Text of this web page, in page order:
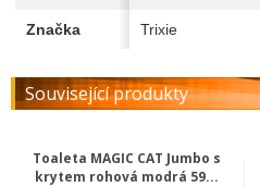
Značka Trixie
Související produkty
Toaleta MAGIC CAT Jumbo s
krytem rohová modrá 59...